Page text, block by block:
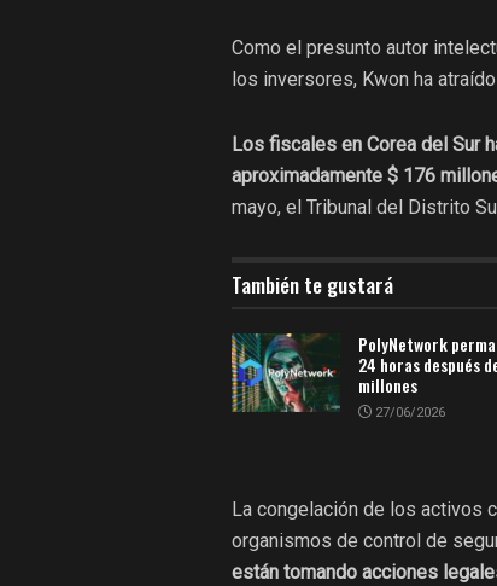
Como el presunto autor
los inversores, Kwon ha
Los fiscales en Corea del Sur
aproximadamente $ 176
mayo, el Tribunal del Distrito
También te gustará
PolyNetwork
24 horas después
millones
27/06/2026
La congelación de los activos
organismos de control de
están tomando acciones